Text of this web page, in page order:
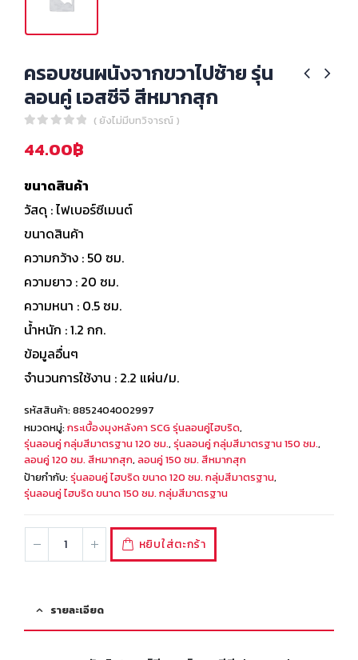
ครอบชนผนังจากขวาไปซ้าย รุ่น
ลอนคู่ เอสซีจี สีหมากสุก
( ยังไม่มีบทวิจารณ์ )
44.00฿
ขนาดสินค้า
วัสดุ : ไฟเบอร์ซีเมนต์
ขนาดสินค้า
ความกว้าง : 50 ซม.
ความยาว : 20 ซม.
ความหนา : 0.5 ซม.
น้ำหนัก : 1.2 กก.
ข้อมูลอื่นๆ
จำนวนการใช้งาน : 2.2 แผ่น/ม.
รหัสสินค้า:8852404002997
หมวดหมู่:กระเบื้องมุงหลังคา SCG รุ่นลอนคู่ไฮบริด,
รุ่นลอนคู่ กลุ่มสีมาตรฐาน 120 ซม., รุ่นลอนคู่ กลุ่มสีมาตรฐาน 150 ซม.,
ลอนคู่ 120 ซม. สีหมากสุก, ลอนคู่ 150 ซม. สีหมากสุก
ป้ายกำกับ:รุ่นลอนคู่ ไฮบริด ขนาด 120 ซม. กลุ่มสีมาตรฐาน,
รุ่นลอนคู่ ไฮบริด ขนาด 150 ซม. กลุ่มสีมาตรฐาน
หยิบใส่ตะกร้า
รายละเอียด